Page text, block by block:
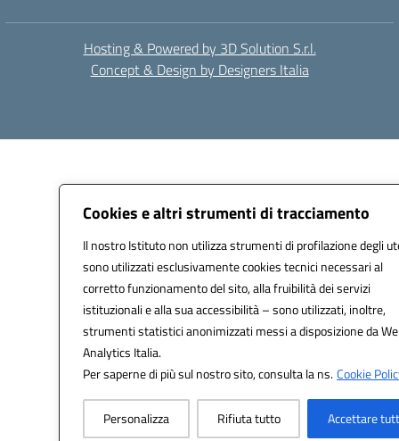
Cookies e altri strumenti di tracciamento
Il nostro Istituto non utilizza strumenti di profilazione degli
sono utilizzati esclusivamente cookies tecnici necessari al
corretto funzionamento del sito, alla fruibilità dei servizi
istituzionali e alla sua accessibilità – sono utilizzati, inoltre,
strumenti statistici anonimizzati messi a disposizione da
Analytics Italia.
Per saperne di più sul nostro sito, consulta la ns.Cookie
Personalizza Rifiuta tutto Accettare
Hosting & Powered by 3D Solution S.r.l.
Concept & Design by Designers Italia